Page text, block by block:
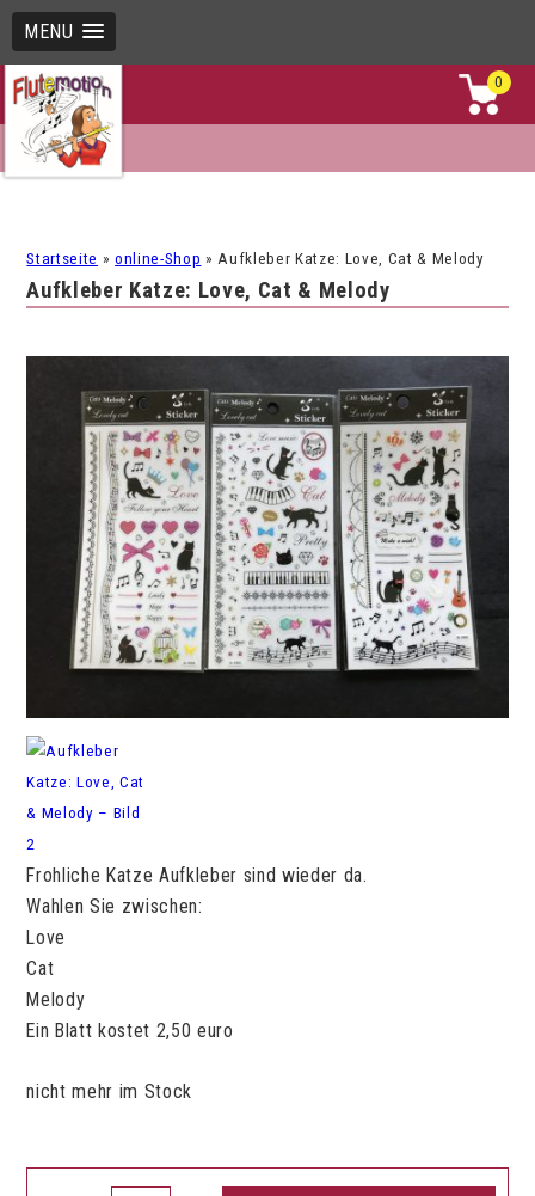
MENU
0
Startseite »online-Shop »Aufkleber Katze: Love, Cat & Melody
Aufkleber Katze: Love, Cat & Melody
Frohliche Katze Aufkleber sind wieder da.
Wahlen Sie zwischen:
Love
Cat
Melody
Ein Blatt kostet 2,50 euro
nicht mehr im Stock